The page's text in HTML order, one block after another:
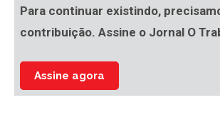
Para continuar existindo,
contribuição. Assine o Jornal O
Assine agora